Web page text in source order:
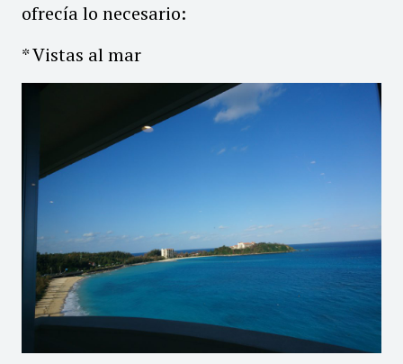
ofrecía lo necesario:
* Vistas al mar